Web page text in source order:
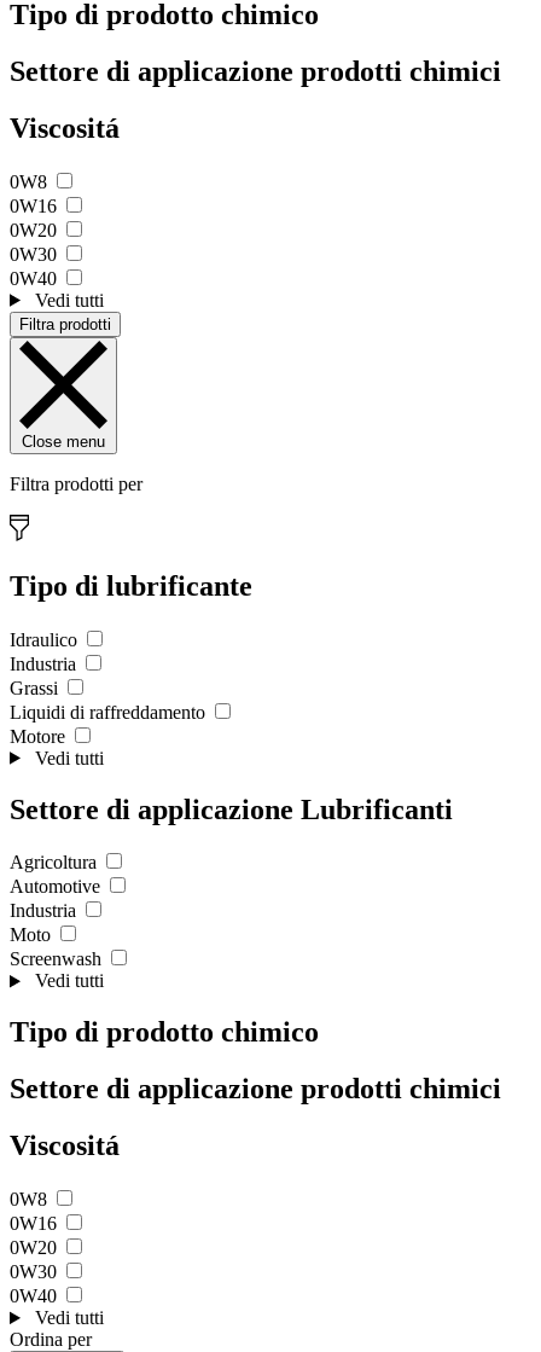
Tipo di prodotto chimico
Settore di applicazione prodotti chimici
Viscositá
0W8
0W16
0W20
0W30
0W40
Vedi tutti
Filtra prodotti
Close menu
Filtra prodotti per
Tipo di lubrificante
Idraulico
Industria
Grassi
Liquidi di raffreddamento
Motore
Vedi tutti
Settore di applicazione Lubrificanti
Agricoltura
Automotive
Industria
Moto
Screenwash
Vedi tutti
Tipo di prodotto chimico
Settore di applicazione prodotti chimici
Viscositá
0W8
0W16
0W20
0W30
0W40
Vedi tutti
Ordina per